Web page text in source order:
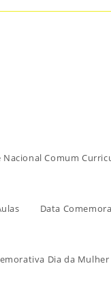
Nacional Comum
Data
Dia da Mulher